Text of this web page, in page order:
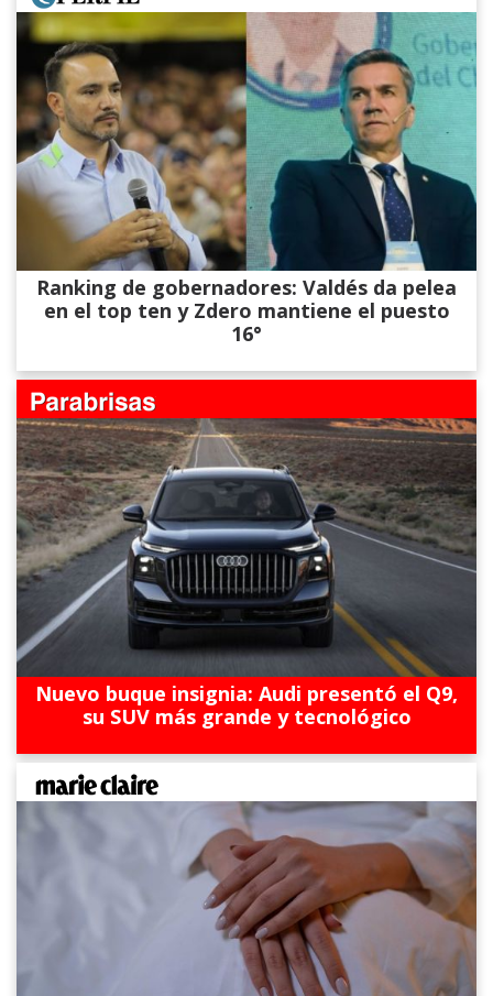
Ranking de gobernadores: Valdés da pelea
en el top ten y Zdero mantiene el puesto
16°
Nuevo buque insignia: Audi presentó el Q9,
su SUV más grande y tecnológico